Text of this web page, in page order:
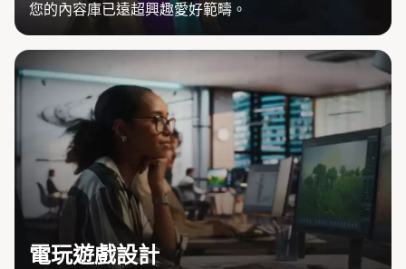
您的內容庫已遠超興趣愛好範疇。
電玩遊戲設計